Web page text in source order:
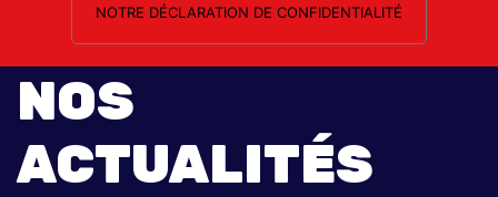
NOS
ACTUALITÉS
NOTRE DÉCLARATION DE CONFIDENTIALITÉ